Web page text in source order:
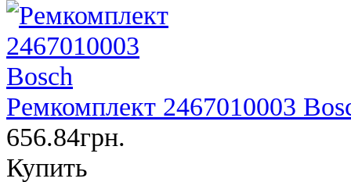
Ремкомплект 2467010003
656.84грн.
Купить